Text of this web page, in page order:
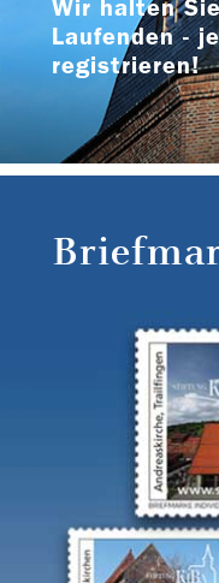
Wir halten
Laufenden -
registrieren!